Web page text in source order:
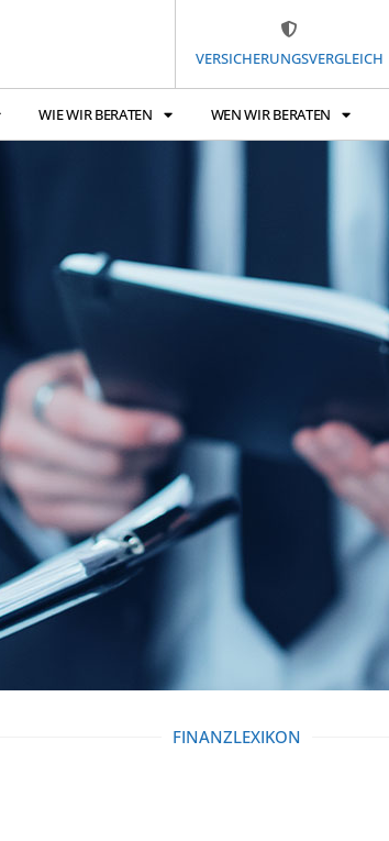
VERSICHERUNGSVERGLEICH
WIE WIR BERATEN WEN WIR BERATEN
FINANZLEXIKON